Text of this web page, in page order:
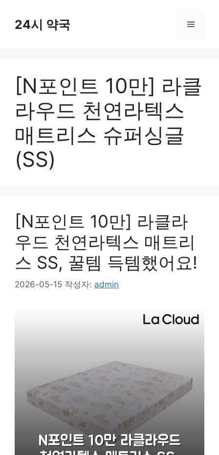
24시 약국 메
[N포인트 10만] 라클
라우드 천연라텍스
매트리스 슈퍼싱글
(SS)
[N포인트 10만] 라클라
우드 천연라텍스 매트리
스 SS, 꿀템 득템했어요!
2026-05-15 작성자: admin